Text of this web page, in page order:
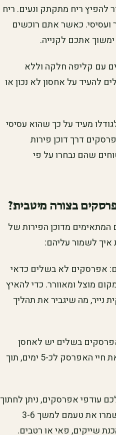
ריח מתקתק ונעים. ריח
ועסיסי. כאשר אתם רוכשים
ימשוך אתכם לקנייה.
עם קליפה חלקה וללא
להעיד על אחסון לא נכון או
מעיד על כך שהוא עסיסי
דרך דוכן פירות
שהם נבחרו על פי
מדוכן הפירות של
לשמור עליהם:
אפרסקים לא בשלים כדאי
מוצל ומאוורר. כדי להאיץ
נייר, מה שיגביר את תהליך
בשלים יש לאחסן
במקרר. אחסון במקרר מאריך את חיי האפרסק לכ-5 ימים, תוך
עודפי אפרסקים, ניתן לחתוך
ולהקפיא אותם. האפרסקים ישמרו את טעמם למשך 3-6
שייקים, פאי או רטבים.